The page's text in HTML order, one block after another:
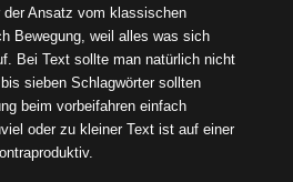
Ansatz vom klassischen
Bewegung, weil alles was sich
Bei Text sollte man natürlich nicht
sieben Schlagwörter sollten
beim vorbeifahren einfach
oder zu kleiner Text ist auf einer